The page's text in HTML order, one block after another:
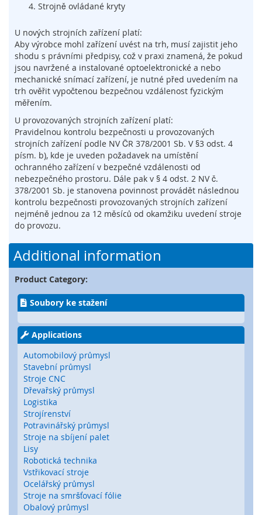
r
y
a
z
á
m
k
y
S
y
s
t
é
m
c
h
y
c
e
n
é
o
k
l
č
e
O
p
t
i
c
k
é
s
e
n
z
o
r
y
Strojně ovládané kryty
U nových strojních zařízení platí:
Aby výrobce mohl zařízení uvést na trh, musí zajistit jeho
shodu s právními předpisy, což v praxi znamená, že pokud
jsou navržené a instalované optoelektronické a nebo
mechanické snímací zařízení, je nutné před uvedením na
trh ověřit vypočtenou bezpečnou vzdálenost fyzickým
měřením.
U provozovaných strojních zařízení platí:
Pravidelnou kontrolu bezpečnosti u provozovaných
strojních zařízení podle NV ČR 378/2001 Sb. V §3 odst. 4
písm. b), kde je uveden požadavek na umístění
ochranného zařízení v bezpečné vzdálenosti od
nebezpečného prostoru. Dále pak v § 4 odst. 2 NV č.
378/2001 Sb. je stanovena povinnost provádět následnou
kontrolu bezpečnosti provozovaných strojních zařízení
nejméně jednou za 12 měsíců od okamžiku uvedení stroje
do provozu.
Additional information
Product Category:
Soubory ke stažení
Applications
Automobilový průmysl
Stavební průmysl
Stroje CNC
Dřevařský průmysl
Logistika
Strojírenství
Potravinářský průmysl
Stroje na sbíjení palet
Lisy
Robotická technika
Vstřikovací stroje
Ocelářský průmysl
Stroje na smršťovací fólie
Obalový průmysl